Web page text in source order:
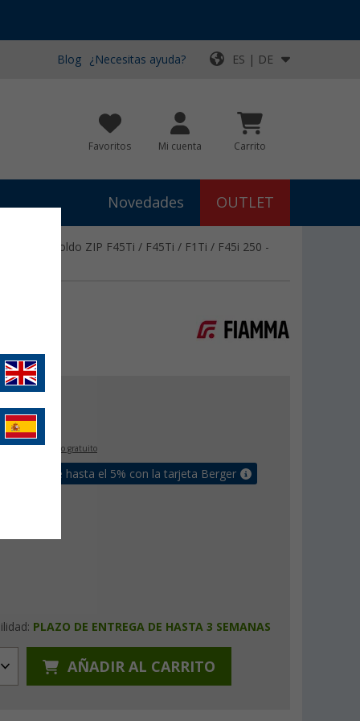
Blog ¿Necesitas ayuda? ES | DE
Favoritos Mi cuenta Carrito
Novedades OUTLET
para toldo ZIP F45Ti / F45Ti / F1Ti / F45i 250 -
€
envío gratuito
bonus de hasta el 5% con la tarjeta Berger
PLAZO DE ENTREGA DE HASTA 3 SEMANAS
AÑADIR AL CARRITO